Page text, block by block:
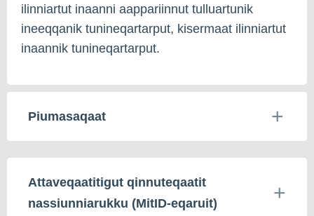
ilinniartut inaanni aappariinnut tulluartunik
ineeqqanik tunineqartarput, kisermaat ilinniartut
inaannik tunineqartarput.
Piumasaqaat
Attaveqaatitigut qinnuteqaatit
nassiunniarukku (MitID-eqaruit)